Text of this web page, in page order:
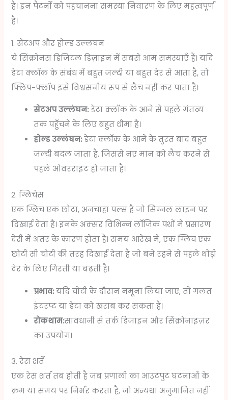
हैं। इन पैटर्नों को पहचानना समस्या निवारण के लिए महत्वपूर्ण
है।
1. सेटअप और होल्ड उल्लंघन
ये सिंक्रोनस डिजिटल डिज़ाइन में सबसे आम समस्याएँ हैं। यदि
डेटा क्लॉक के संबंध में बहुत जल्दी या बहुत देर से आता है, तो
फ्लिप-फ्लॉप इसे विश्वसनीय रूप से लैच नहीं कर पाता है।
सेटअप उल्लंघन:डेटा क्लॉक के आने से पहले गंतव्य
तक पहुँचने के लिए बहुत धीमा है।
होल्ड उल्लंघन:डेटा क्लॉक के आने के तुरंत बाद बहुत
जल्दी बदल जाता है, जिससे नए मान को लैच करने से
पहले ओवरराइट हो जाता है।
2. ग्लिचेस
एक ग्लिच एक छोटा, अनचाहा पल्स है जो सिग्नल लाइन पर
दिखाई देता है। इनके अक्सर विभिन्न लॉजिक पथों में प्रसारण
देरी में अंतर के कारण होता है। समय आरेख में, एक ग्लिच एक
छोटी सी चोटी की तरह दिखाई देता है जो बने रहने से पहले थोड़ी
देर के लिए गिरती या बढ़ती है।
प्रभाव:यदि चोटी के दौरान नमूना लिया जाए, तो गलत
इंटरप्ट या डेटा को खराब कर सकता है।
रोकथाम:सावधानी से तर्क डिजाइन और सिंक्रोनाइज़र
का उपयोग।
3. रेस शर्तें
एक रेस शर्त तब होती है जब प्रणाली का आउटपुट घटनाओं के
क्रम या समय पर निर्भर करता है, जो अन्यथा अनुमानित नहीं